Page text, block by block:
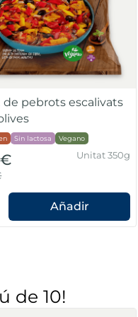
de pebrots escalivats
Sin lactosa Vegano
Unitat 350g
Añadir
de 10!